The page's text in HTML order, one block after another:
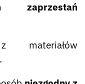
zaprzestań
materiałów
.